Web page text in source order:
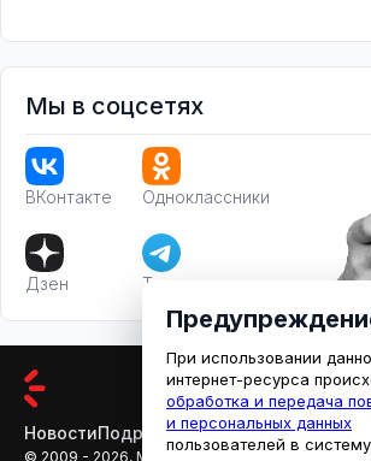
Мы в соцсетях
ВКонтакте Одноклассники
Дзен Телеграм
НовостиПодробностиАфишаКино
© 2009 - 2026, МЕДИАРЯЗАНЬ
При использовании
интернет-ресурса
обработка и передача
и персональных данных
пользователей в